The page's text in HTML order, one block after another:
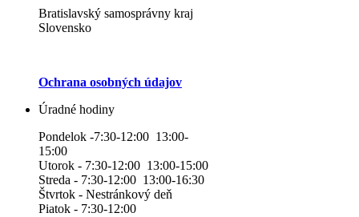
Bratislavský samosprávny kraj
Slovensko
Ochrana osobných údajov
Úradné hodiny
Pondelok -7:30-12:00 13:00-
15:00
Utorok - 7:30-12:00 13:00-15:00
Streda - 7:30-12:00 13:00-16:30
Štvrtok - Nestránkový deň
Piatok - 7:30-12:00